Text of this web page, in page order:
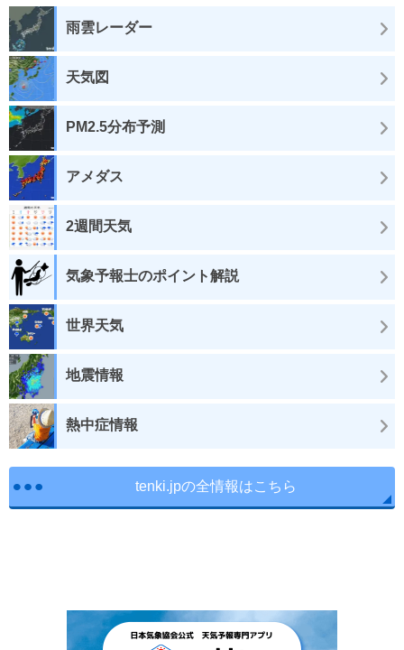
雨雲レーダー
天気図
PM2.5分布予測
アメダス
2週間天気
気象予報士のポイント解説
世界天気
地震情報
熱中症情報
tenki.jpの全情報はこちら